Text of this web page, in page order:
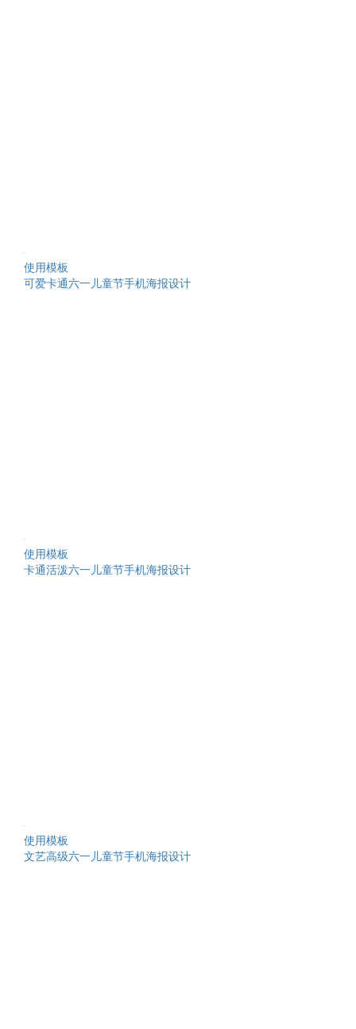
使用模板
可爱卡通六一儿童节手机海报设计
使用模板
卡通活泼六一儿童节手机海报设计
使用模板
文艺高级六一儿童节手机海报设计